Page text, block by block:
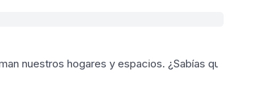
nuestros hogares y espacios. ¿Sabías que,